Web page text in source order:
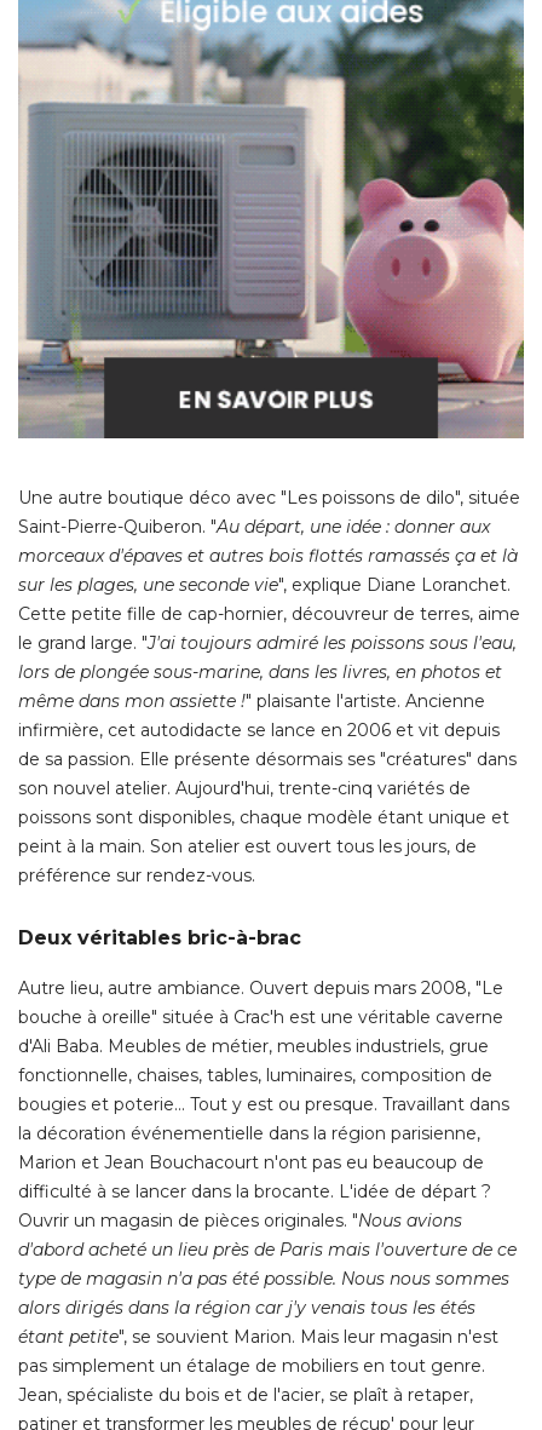
Une autre boutique déco avec "Les poissons de dilo", située
Saint-Pierre-Quiberon. "Au départ, une idée : donner aux
morceaux d'épaves et autres bois flottés ramassés ça et là
sur les plages, une seconde vie", explique Diane Loranchet.
Cette petite fille de cap-hornier, découvreur de terres, aime
le grand large. "J'ai toujours admiré les poissons sous l'eau,
lors de plongée sous-marine, dans les livres, en photos et
même dans mon assiette !" plaisante l'artiste. Ancienne
infirmière, cet autodidacte se lance en 2006 et vit depuis
de sa passion. Elle présente désormais ses "créatures" dans
son nouvel atelier. Aujourd'hui, trente-cinq variétés de
poissons sont disponibles, chaque modèle étant unique et
peint à la main. Son atelier est ouvert tous les jours, de
préférence sur rendez-vous.
Deux véritables bric-à-brac
Autre lieu, autre ambiance. Ouvert depuis mars 2008, "Le
bouche à oreille" située à Crac'h est une véritable caverne
d'Ali Baba. Meubles de métier, meubles industriels, grue
fonctionnelle, chaises, tables, luminaires, composition de
bougies et poterie... Tout y est ou presque. Travaillant dans
la décoration événementielle dans la région parisienne,
Marion et Jean Bouchacourt n'ont pas eu beaucoup de
difficulté à se lancer dans la brocante. L'idée de départ ?
Ouvrir un magasin de pièces originales. "Nous avions
d'abord acheté un lieu près de Paris mais l'ouverture de ce
type de magasin n'a pas été possible. Nous nous sommes
alors dirigés dans la région car j'y venais tous les étés
étant petite", se souvient Marion. Mais leur magasin n'est
pas simplement un étalage de mobiliers en tout genre.
Jean, spécialiste du bois et de l'acier, se plaît à retaper,
patiner et transformer les meubles de récup' pour leur